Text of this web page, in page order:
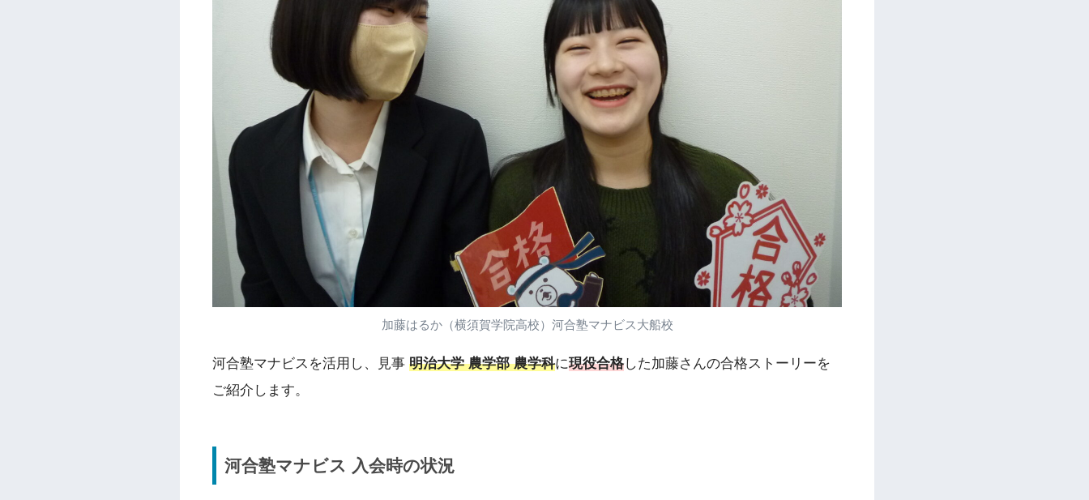
加藤はるか（横須賀学院高校）河合塾マナビス大船校
河合塾マナビスを活用し、見事 明治大学 農学部 農学科に現役合格した加藤さんの合格ストーリーを
ご紹介します。
河合塾マナビス 入会時の状況